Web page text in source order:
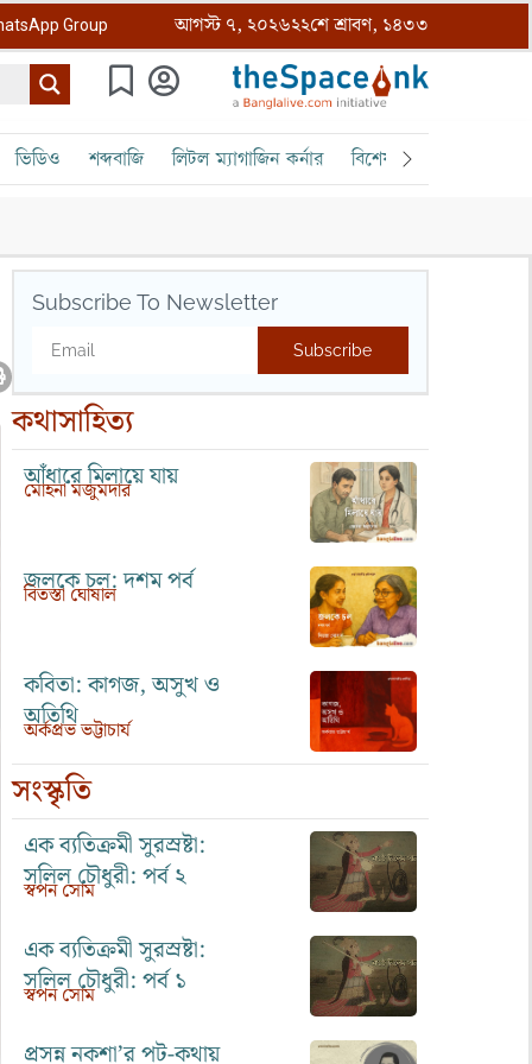
Group আগস্ট ৭, ২০২৬২২শে শ্রাবণ, ১৪৩৩
ভিডিও শব্দবাজি লিটল ম্যাগাজিন কর্নার বিশেষ ক্রোড়পত্র
Subscribe To Newsletter
Subscribe
কথাসাহিত্য
আঁধারে মিলায়ে যায়
মোহনা মজুমদার
জলকে চল: দশম পর্ব
বিতস্তা ঘোষাল
কবিতা: কাগজ, অসুখ ও
অতিথি
অর্কপ্রভ ভট্টাচার্য
সংস্কৃতি
এক ব্যতিক্রমী সুরস্রষ্টা:
সলিল চৌধুরী: পর্ব ২
স্বপন সোম
এক ব্যতিক্রমী সুরস্রষ্টা:
সলিল চৌধুরী: পর্ব ১
স্বপন সোম
প্রসন্ন নকশা’র পট-কথায়